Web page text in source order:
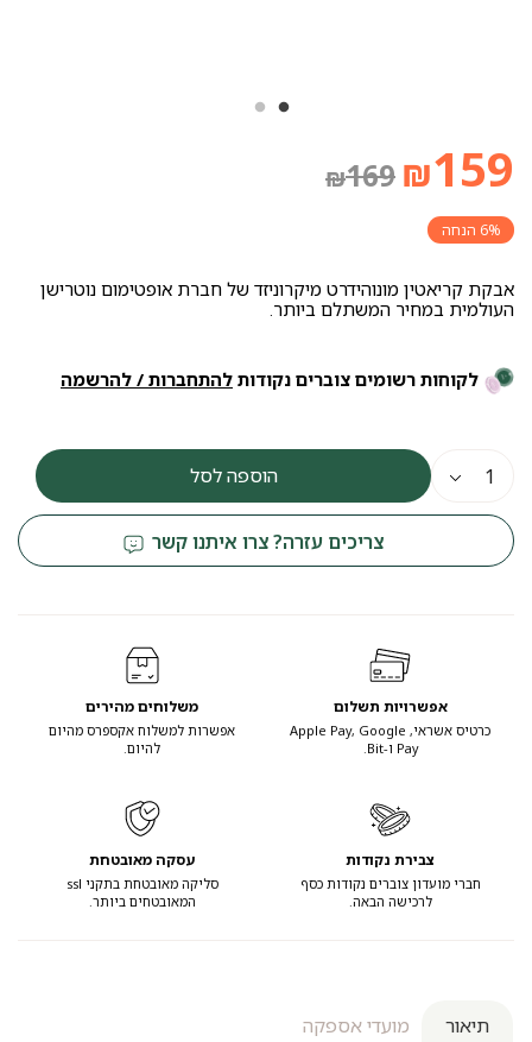
₪169המחיר
המקורי
היה:
₪169.
₪159
המחיר
הנוכחי
הוא:
₪159.
6% הנחה
אבקת קריאטין מונוהידרט מיקרוניזד של חברת אופטימום נוטרישן
העולמית במחיר המשתלם ביותר.
לקוחות רשומים צוברים נקודות להתחברות / להרשמה
הוספה לסל
צריכים עזרה? צרו איתנו קשר
תיאור מועדי אספקה
אפשרויות תשלום
כרטיס אשראי, Apple Pay, Google
Pay ו-Bit.
משלוחים מהירים
אפשרות למשלוח אקספרס מהיום
להיום.
צבירת נקודות
חברי מועדון צוברים נקודות כסף
לרכישה הבאה.
עסקה מאובטחת
סליקה מאובטחת בתקני ssl
המאובטחים ביותר.